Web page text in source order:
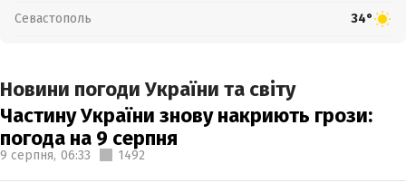
Севастополь 34°
Новини погоди України та світу
Частину України знову накриють грози:
погода на 9 серпня
9 серпня, 06:33 1492